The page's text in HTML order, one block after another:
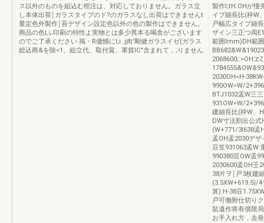
ス以外のものを組込む棺注は、対応しておりません。ガラス立
し本体出荷￨ガラスタイプのド?のガラスなし出荷はできませんt
量定色外製作￨吾デザイン設定色以外の色の製作はできません。
商品の色lふ印刷の特性よ実物とは多少異本る喝舎がございます
のでご了承ください.掲・R価憾にI;i..j肉'剛健ガラスイゼ(ガラス
総込商&を除<1、組立代、取付賞、軍貧lC"含まれて，;りません.
製作I;tH.OHが憧
イプ細長比(枠W
戸幅広タイプ細
ザイン三正つ両
範囲Imm)DH範
2068600;:>OHヱ
2030OH=H-
990OW=W/
BTJ1032孟W三
931OW=W/
建細長比(枠W、
DW寸法割出公
(W+771/3I638孟
孟OH孟2030デ
豆笠931063孟W:
990380亘OW孟
2030600孟OH壬
38片ヲ￨戸3枚建
(3.5XW+619.5)/
算):H-38豆
戸可働附仕切り
鼠遺作将有償限
お手入れ方，去